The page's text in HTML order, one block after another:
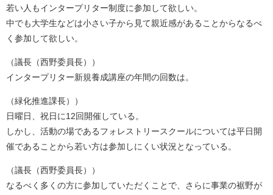
若い人もインタープリター制度に参加して欲しい。
中でも大学生などは小さい子から見て親近感があることからなるべ
く参加して欲しい。
（議長（西野委員長））
インタープリター新規養成講座の年間の回数は。
（緑化推進課長））
日曜日、祝日に12回開催している。
しかし、活動の場であるフォレストリースクールについては平日開
催であることから若い方は参加しにくい状況となっている。
（議長（西野委員長））
なるべく多くの方に参加していただくことで、さらに事業の裾野が